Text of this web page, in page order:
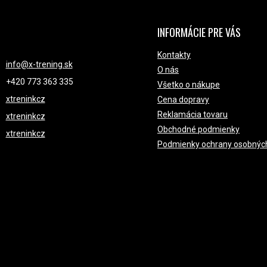
info@x-trening.sk
+420 ‭773 363 335
xtreninkcz
xtreninkcz
xtreninkcz
INFORMÁCIE PRE VÁS
Kontakty
O nás
Všetko o nákupe
Cena dopravy
Reklamácia tovaru
Obchodné podmienky
Podmienky ochrany